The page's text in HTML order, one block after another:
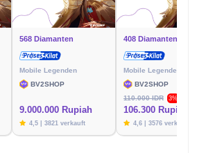
568 Diamanten
Mobile Legenden
BV2SHOP
9.000.000 Rupiah
4,5 | 3821 verkauft
408 Diamanten
Mobile Legenden
BV2SHOP
110.000 IDR
3%
106.300 Rupien
4,6 | 3576 verkauft